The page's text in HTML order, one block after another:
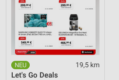
19,5 km
Let's Go Deals